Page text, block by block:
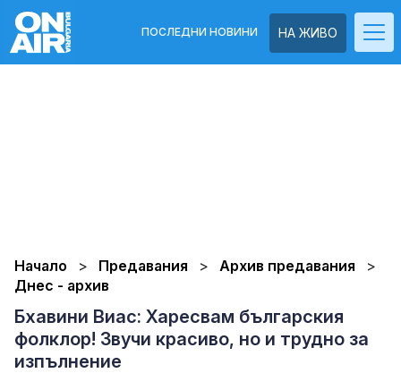
НА ЖИВО
ПОСЛЕДНИ НОВИНИ
Начало Предавания
Архив предавания
Днес - архив
Бхавини Виас: Харесвам българския
фолклор! Звучи красиво, но и трудно за
изпълнение